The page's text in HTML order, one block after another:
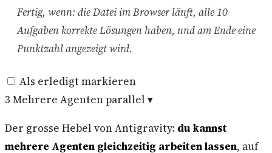
Fertig, wenn: die Datei im Browser läuft, alle 10
Aufgaben korrekte Lösungen haben, und am Ende eine
Punktzahl angezeigt wird.
Als erledigt markieren
3 Mehrere Agenten parallel ▾
Der grosse Hebel von Antigravity: du kannst
mehrere Agenten gleichzeitig arbeiten lassen, auf